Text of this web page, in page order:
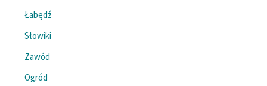
Łabędź
Słowiki
Zawód
Ogród